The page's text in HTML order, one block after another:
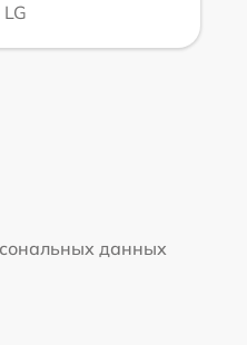
данных